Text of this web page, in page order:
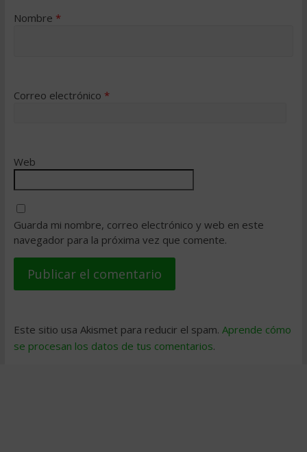
Nombre *
Correo electrónico *
Web
Guarda mi nombre, correo electrónico y web en este
navegador para la próxima vez que comente.
Este sitio usa Akismet para reducir el spam. Aprende cómo
se procesan los datos de tus comentarios.